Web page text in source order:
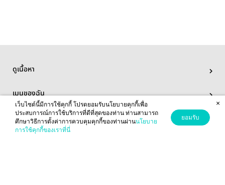
ดูเนื้อหา
เมนูของฉัน
เกี่ยวกับเรา
เว็บไซต์นี้มีการใช้คุกกี้ โปรดยอมรับนโยบายคุกกี้เพื่อ
ประสบการณ์การใช้บริการที่ดีที่สุดของท่าน ท่านสามารถ
ศึกษาวิธีการตั้งค่าการควบคุมคุกกี้ของท่านผ่านนโยบาย
การใช้คุกกี้ของเราที่นี่
ยอมรับ
×